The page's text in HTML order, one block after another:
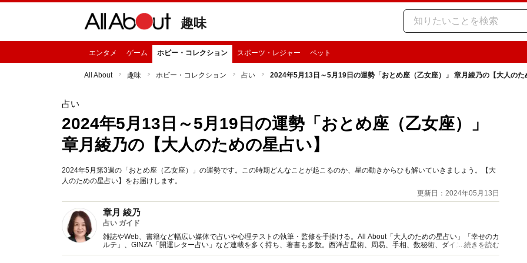
趣味
エンタメ ゲーム ホビー・コレクション スポーツ・レジャー ペット
All About 趣味 ホビー・コレクション 占い 2024年5月13日～5月19日の運勢「おとめ座（乙女座）」 章月綾乃の【大人のた
占い
2024年5月13日～5月19日の運勢「おとめ座（乙女座）」
章月綾乃の【大人のための星占い】
2024年5月第3週の「おとめ座（乙女座）」の運勢です。この時期どんなことが起こるのか、星の動きからひも解いていきましょう。【大
人のための星占い】をお届けします。
更新日：2024年05月13日
章月 綾乃
占い ガイド
雑誌やWeb、書籍など幅広い媒体で占いや心理テストの執筆・監修を手掛ける。All About「大人のための星占い」「幸せのカ
ルテ」、GINZA「開運レター占い」など連載を多く持ち、著書も多数。西洋占星術、周易、手相、数秘術、ダイスやカード占
い、しぐさや言葉グセの研究など守備範囲は広め。
...続きを読む